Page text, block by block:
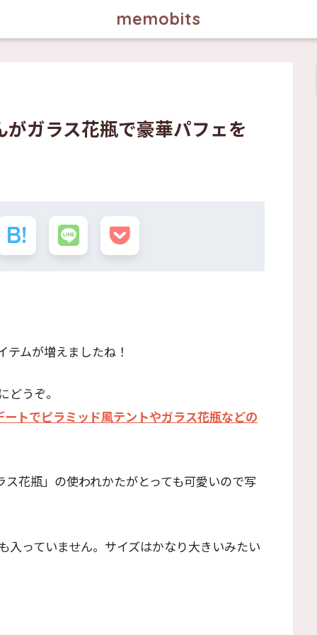
memobits
ガラス花瓶で豪華パフェを
ムが増えましたね！
うぞ。
トでピラミッド風テントやガラス花瓶などの
花瓶」の使われかたがとっても可愛いので写
っていません。サイズはかなり大きいみたい